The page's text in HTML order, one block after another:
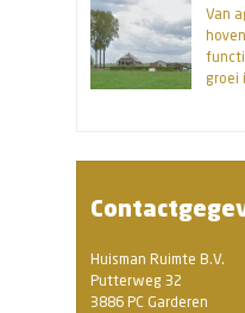
Van
groei
Huisman Ruimte B.V.
Putterweg 32
3886 PC Garderen